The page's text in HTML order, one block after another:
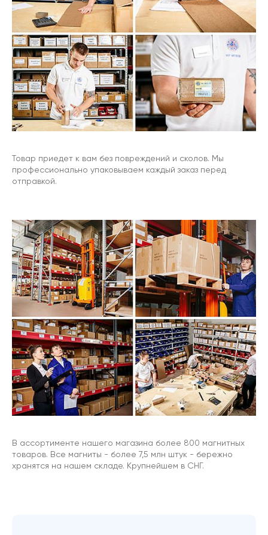
Товар приедет к вам без повреждений и сколов. Мы
профессионально упаковываем каждый заказ перед
отправкой.
В ассортименте нашего магазина более 800 магнитных
товаров. Все магниты - более 7,5 млн штук - бережно
хранятся на нашем складе. Крупнейшем в СНГ.